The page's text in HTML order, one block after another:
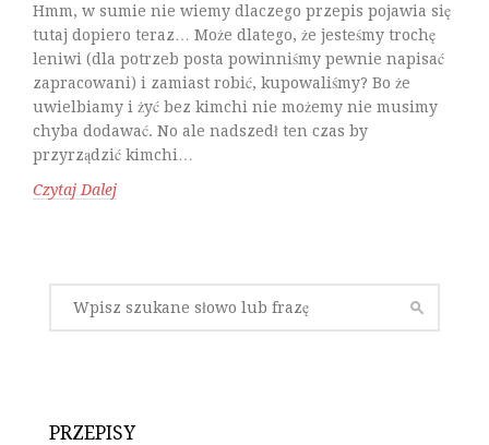
Hmm, w sumie nie wiemy dlaczego przepis pojawia się
tutaj dopiero teraz… Może dlatego, że jesteśmy trochę
leniwi (dla potrzeb posta powinniśmy pewnie napisać
zapracowani) i zamiast robić, kupowaliśmy? Bo że
uwielbiamy i żyć bez kimchi nie możemy nie musimy
chyba dodawać. No ale nadszedł ten czas by
przyrządzić kimchi…
Czytaj Dalej
PRZEPISY